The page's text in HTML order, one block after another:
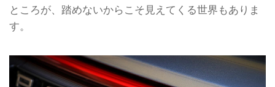
ところが、踏めないからこそ見えてくる世界もありま
す。